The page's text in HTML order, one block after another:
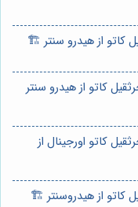
کاتو از هیدرو سنتر 🏗️
کاتو از هیدرو سنتر
کاتو اورجینال از
کاتو از هیدروسنتر 🏗️